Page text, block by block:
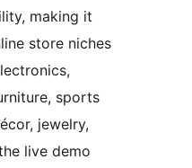
making it
store niches
sports
jewelry,
live demo